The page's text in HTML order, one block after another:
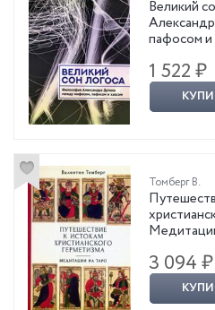
Великий
пафосом и
1 522 ₽
Томберг В.
3 094 ₽